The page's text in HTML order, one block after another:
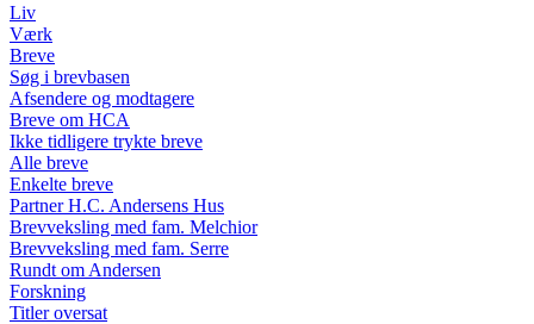
Liv
Værk
Breve
Søg i brevbasen
Afsendere og modtagere
Breve om HCA
Ikke tidligere trykte breve
Alle breve
Enkelte breve
Partner H.C. Andersens Hus
Brevveksling med fam. Melchior
Brevveksling med fam. Serre
Rundt om Andersen
Forskning
Titler oversat